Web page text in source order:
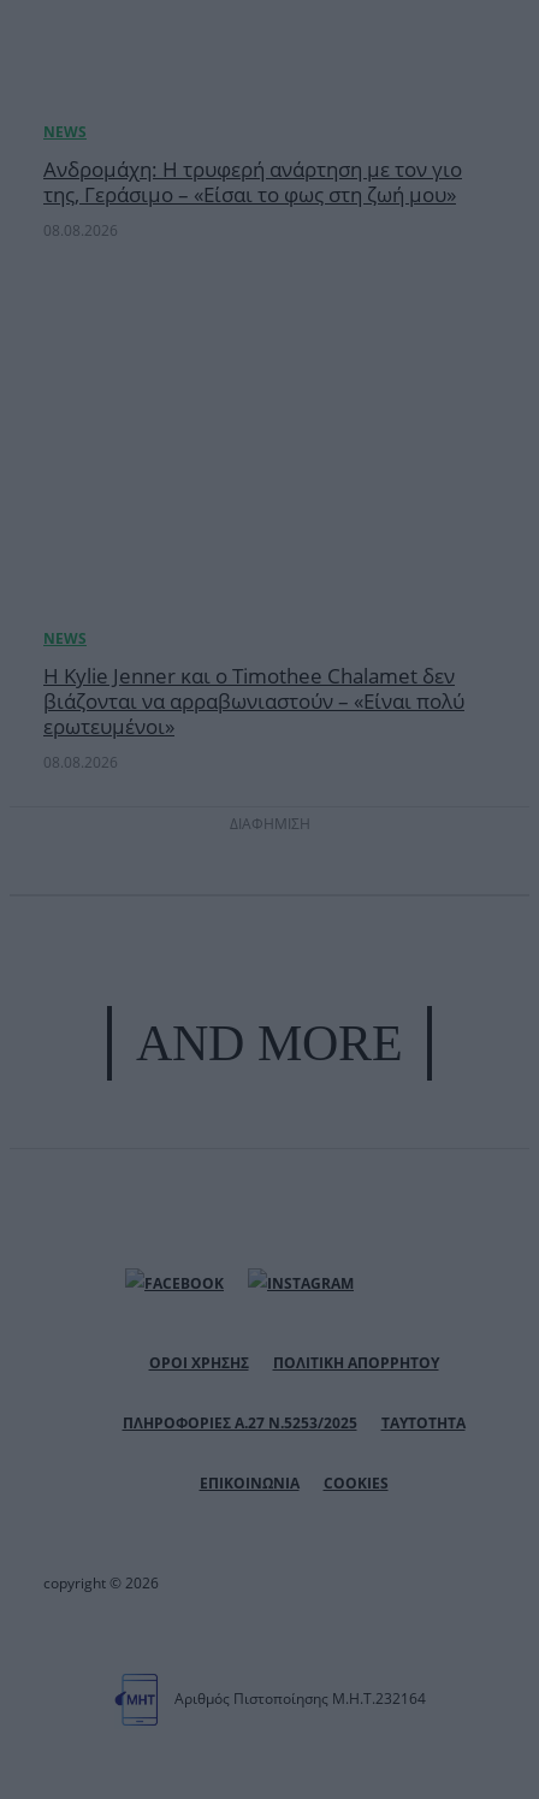
Ανδρομάχη: Η τρυφερή ανάρτηση με τον γιο
της, Γεράσιμο – «Είσαι το φως στη ζωή μου»
08.08.2026
Η Kylie Jenner και ο Timothee Chalamet δεν
βιάζονται να αρραβωνιαστούν – «Είναι πολύ
ερωτευμένοι»
08.08.2026
ΔΙΑΦΗΜΙΣΗ
AND MORE
ΟΡΟΙ ΧΡΗΣΗΣ ΠΟΛΙΤΙΚΗ ΑΠΟΡΡΗΤΟΥ
ΠΛΗΡΟΦΟΡΙΕΣ Α.27 Ν.5253/2025 ΤΑΥΤΟΤΗΤΑ
ΕΠΙΚΟΙΝΩΝΙΑ COOKIES
copyright © 2026
Αριθμός Πιστοποίησης Μ.Η.Τ.232164